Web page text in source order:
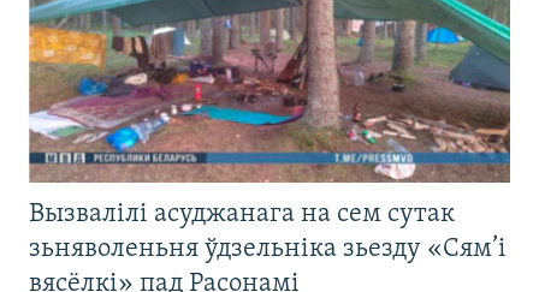
Вызвалілі асуджанага на сем сутак
зьняволеньня ўдзельніка зьезду «Сям’і
вясёлкі» пад Расонамі